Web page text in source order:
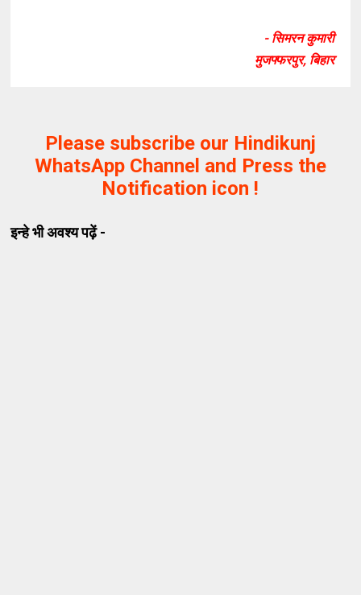
- सिमरन कुमारी
मुजफ्फरपुर, बिहार
Please subscribe our Hindikunj
WhatsApp Channel and Press the
Notification icon !
इन्हे भी अवश्य पढ़ें -